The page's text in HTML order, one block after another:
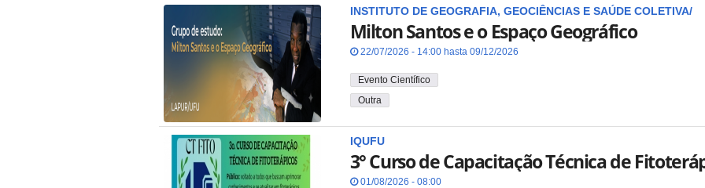
INSTITUTO DE GEOGRAFIA, GEOCIÊNCIAS E SAÚDE COLETIVA/
Milton Santos e o Espaço Geográfico
22/07/2026 - 14:00 hasta 09/12/2026
Evento Científico
Outra
IQUFU
3° Curso de Capacitação Técnica de
01/08/2026 - 08:00